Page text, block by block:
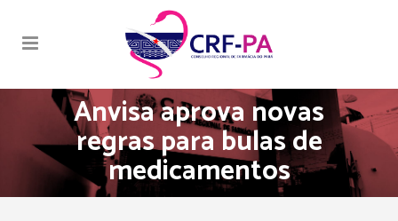
Anvisa aprova novas
regras para bulas de
medicamentos